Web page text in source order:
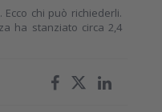
chi può richiederli.
ha stanziato circa 2,4